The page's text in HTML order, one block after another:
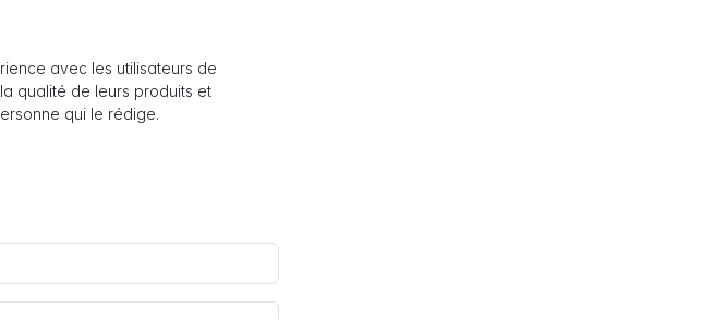
avec les utilisateurs de
qualité de leurs produits et
qui le rédige.